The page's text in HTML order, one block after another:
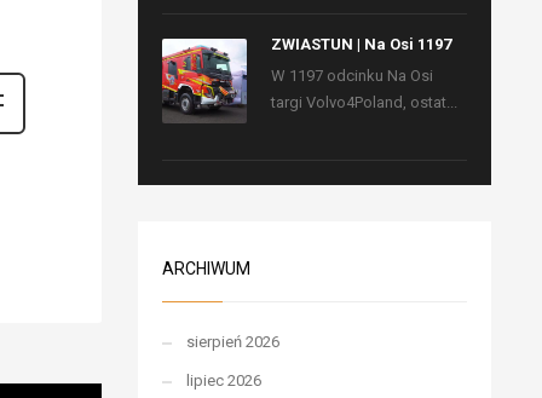
ZWIASTUN | Na Osi 1197
W 1197 odcinku Na Osi
targi Volvo4Poland, ostat...
ARCHIWUM
sierpień 2026
lipiec 2026